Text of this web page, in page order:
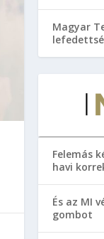
Magyar
Felemás
havi
És az MI
gombot